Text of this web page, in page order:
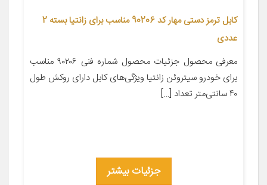
کابل ترمز دستی مهار کد 90206 مناسب برای زانتیا بسته 2
عددی
معرفی محصول جزئیات محصول شماره فنی ۹۰۲۰۶ مناسب
برای خودرو سیتروئن زانتیا ویژگی‌های کابل دارای روکش طول
۴۰ سانتی‌متر تعداد […]
جزئیات بیشتر